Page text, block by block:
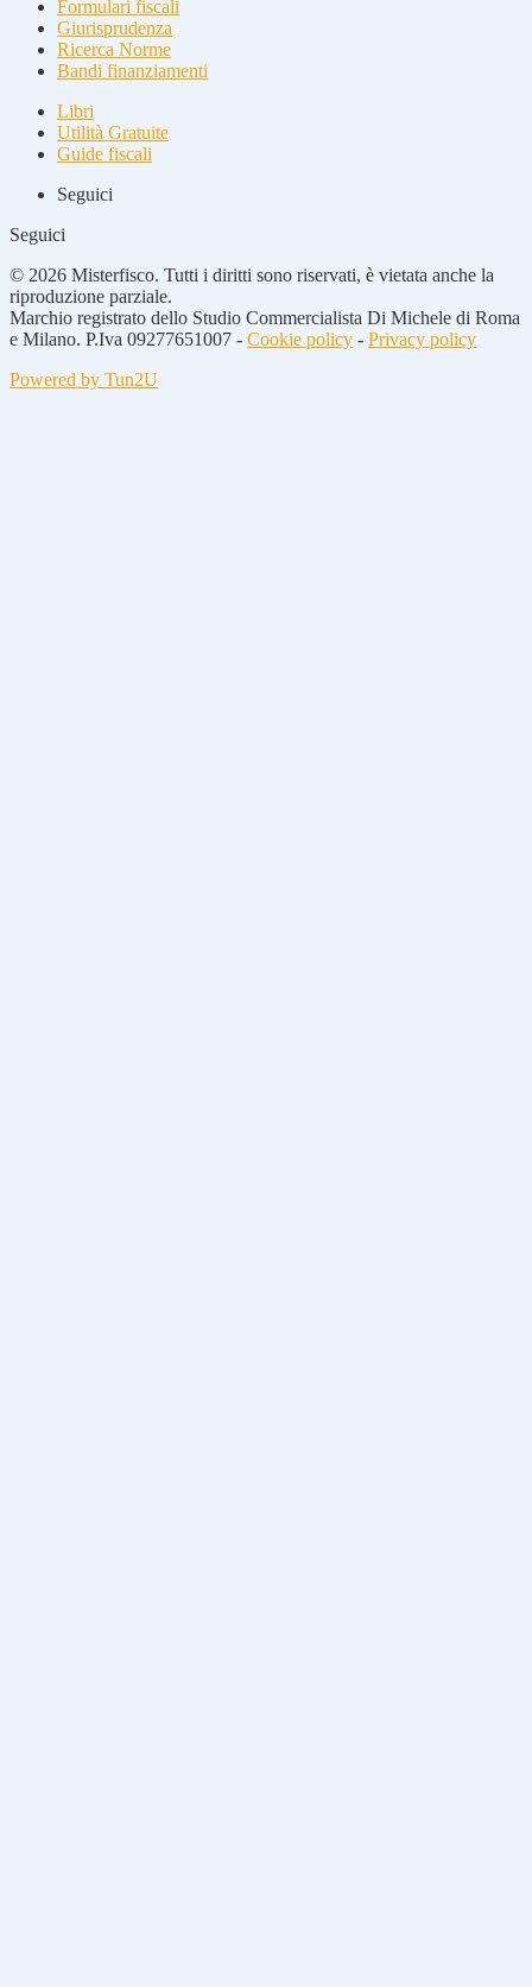
Formulari fiscali
Giurisprudenza
Ricerca Norme
Bandi finanziamenti
Libri
Utilità Gratuite
Guide fiscali
Seguici
Seguici
© 2026 Misterfisco. Tutti i diritti sono riservati, è vietata anche la
riproduzione parziale.
Marchio registrato dello Studio Commercialista Di Michele di Roma
e Milano. P.Iva 09277651007 - Cookie policy - Privacy policy
Powered by Tun2U